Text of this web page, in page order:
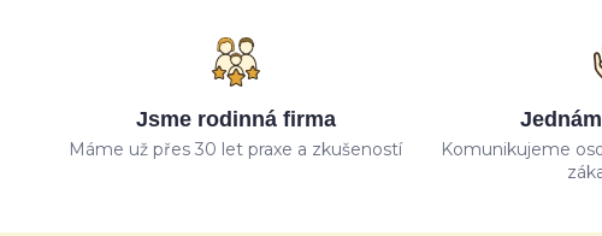
Jsme rodinná firma
Máme už přes 30 let praxe a zkušeností
Komunikujeme